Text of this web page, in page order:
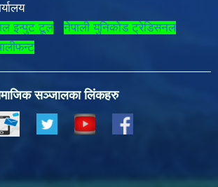
इन्पुट टूल
नेपाली युनिकोड ट्रेडिसनल
सञ्जालका लिंकहरु